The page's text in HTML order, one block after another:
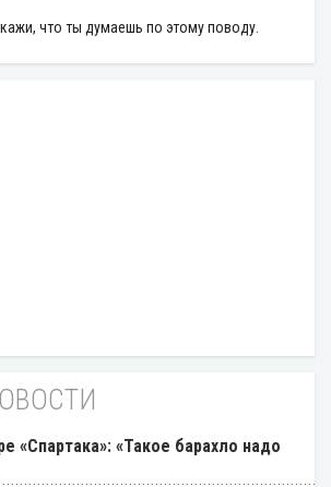
что ты думаешь по этому поводу.
«Спартака»: «Такое барахло надо